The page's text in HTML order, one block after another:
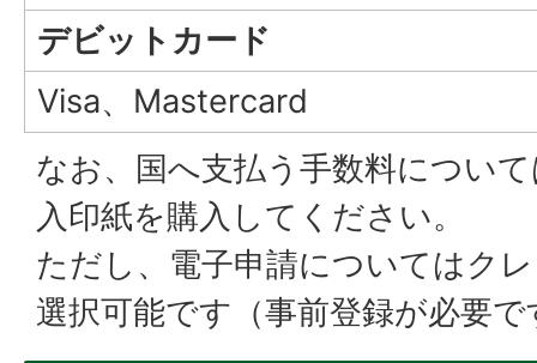
デビットカード
Visa、Mastercard
なお、国へ支払う手数料につい
入印紙を購入してください。
ただし、電子申請についてはク
選択可能です（事前登録が必要で